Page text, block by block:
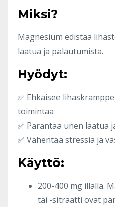
Miksi?
Magnesium edistää
laatua ja palautumista.
Hyödyt:
✅ Ehkaisee
toimintaa
✅ Parantaa unen laatua
✅ Vähentää stressiä ja
Käyttö:
200-400 mg illalla.
tai -sitraatti ovat